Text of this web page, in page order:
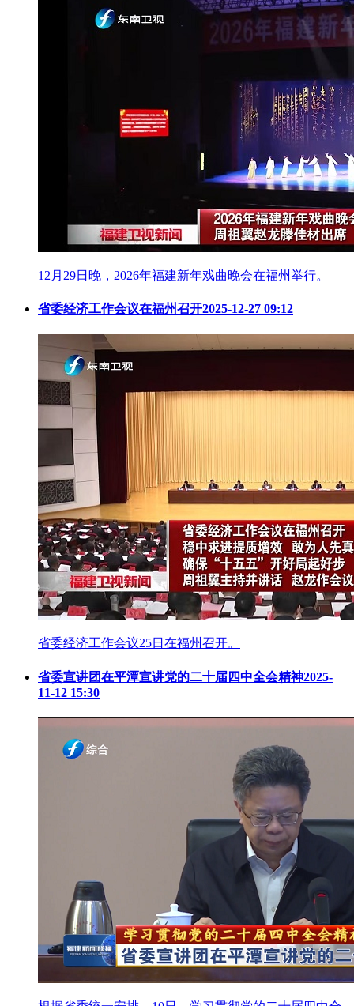
12月29日晚，2026年福建新年戏曲晚会在福州举行。
省委经济工作会议在福州召开2025-12-27 09:12
省委经济工作会议25日在福州召开。
省委宣讲团在平潭宣讲党的二十届四中全会精神2025-
11-12 15:30